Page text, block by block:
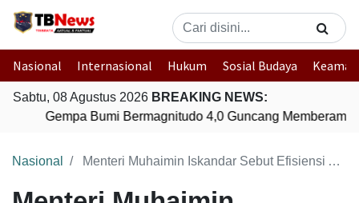
Nasional Internasional Hukum Sosial Budaya
Sabtu, 08 Agustus 2026 BREAKING NEWS:
Gempa Bumi Bermagnitudo 4,0 Guncang Memberamo
Nasional Menteri Muhaimin Iskandar Sebut Efisiensi Anggaran Tidak Pengaruhi Penyaluran Bansos